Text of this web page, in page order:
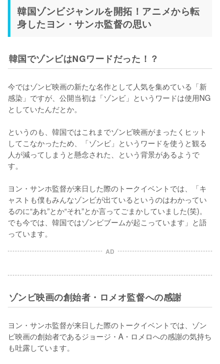
韓国ゾンビジャンルを開拓！アニメから転
身したヨン・サンホ監督の思い
韓国でゾンビはNGワードだった！？
今ではゾンビ映画の新たな名作として人気を集めている「新
感染」ですが、公開当初は「ゾンビ」というワードは使用NG
としていたんだとか。
というのも、韓国ではこれまでゾンビ映画がまったくヒット
してこなかったため、「ゾンビ」というワードを使うと観る
人が減ってしまうと懸念された、という背景があるようで
す。
ヨン・サンホ監督が来日した際のトークイベントでは、「キ
ャストも僕もみんなゾンビが出ているというのはわかってい
るのに“あれ”とか“それ”とか言ってごまかしていました(笑)。
でも今では、韓国ではゾンビブームが起こっています」と語
っています。
AD
ゾンビ映画の創始者・ロメオ監督への感謝
ヨン・サンホ監督が来日した際のトークイベントでは、ゾン
ビ映画の創始者であるジョージ・A・ロメロへの感謝の気持ち
も吐露しています。